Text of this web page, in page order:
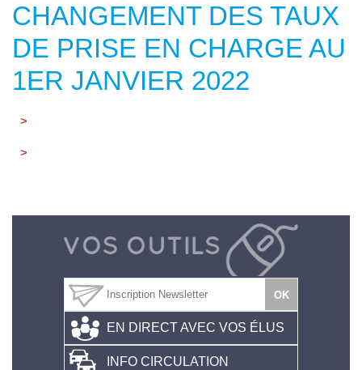
CHANGEMENT DES TAUX
DE PRISE EN CHARGE AU
1ER JANVIER 2022
>
>
EN DIRECT AVEC VOS ÉLUS
INFO CIRCULATION